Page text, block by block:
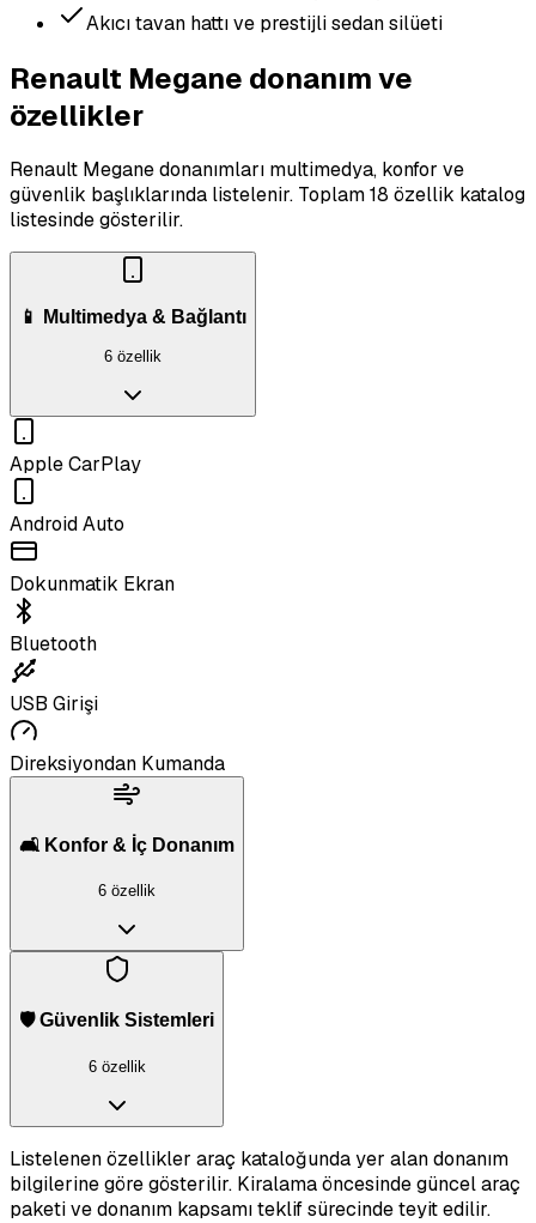
Akıcı tavan hattı ve prestijli sedan silüeti
Renault Megane donanım ve
özellikler
Renault Megane donanımları multimedya, konfor ve
güvenlik başlıklarında listelenir. Toplam 18 özellik katalog
listesinde gösterilir.
📱 Multimedya & Bağlantı
6 özellik
Apple CarPlay
Android Auto
Dokunmatik Ekran
Bluetooth
USB Girişi
Direksiyondan Kumanda
🛋️ Konfor & İç Donanım
6 özellik
🛡️ Güvenlik Sistemleri
6 özellik
Listelenen özellikler araç kataloğunda yer alan donanım
bilgilerine göre gösterilir. Kiralama öncesinde güncel araç
paketi ve donanım kapsamı teklif sürecinde teyit edilir.